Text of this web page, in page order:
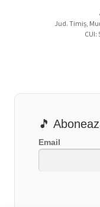
Jud. Timiș,
CUI:
🎵
Email